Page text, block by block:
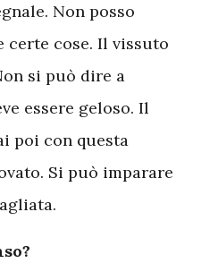
Non posso
cose. Il vissuto
si può dire a
essere geloso. Il
poi con questa
Si può imparare